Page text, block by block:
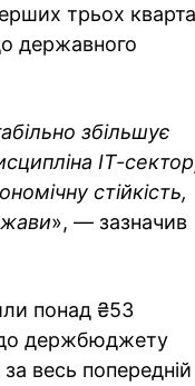
трьох
державного
збільшує
ІТ-
стійкість,
», — зазначив
понад ₴53
до держбюджету
весь попередній